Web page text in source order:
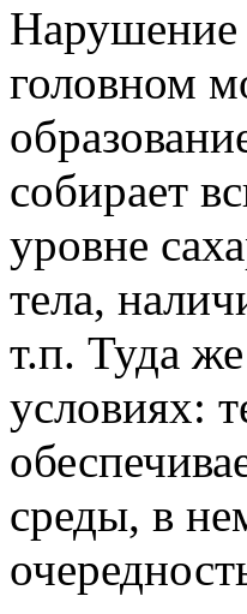
головном
собирает
уровне
тела,
т.п. Туда
условиях:
среды, в